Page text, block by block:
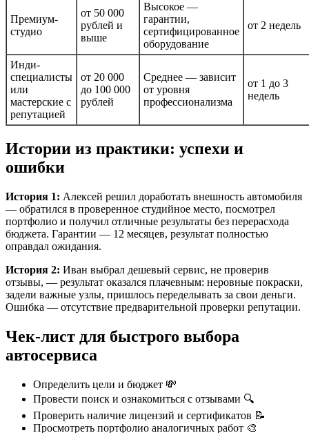
Премиум-
студио
от 50 000
рублей и
выше
Высокое —
гарантии,
сертифицированное
оборудование
от 2 недель
Инди-
специалисты
или
мастерские с
репутацией
от 20 000
до 100 000
рублей
Среднее — зависит
от уровня
профессионализма
от 1 до 3
недель
Истории из практики: успехи и
ошибки
История 1: Алексей решил доработать внешность автомобиля
— обратился в проверенное студийное место, посмотрел
портфолио и получил отличные результаты без перерасхода
бюджета. Гарантии — 12 месяцев, результат полностью
оправдал ожидания.
История 2: Иван выбрал дешевый сервис, не проверив
отзывы, — результат оказался плачевным: неровные покраски,
задели важные узлы, пришлось переделывать за свои деньги.
Ошибка — отсутствие предварительной проверки репутации.
Чек-лист для быстрого выбора
автосервиса
Определить цели и бюджет 💸
Провести поиск и ознакомиться с отзывами 🔍
Проверить наличие лицензий и сертификатов 📝
Просмотреть портфолио аналогичных работ 🎨